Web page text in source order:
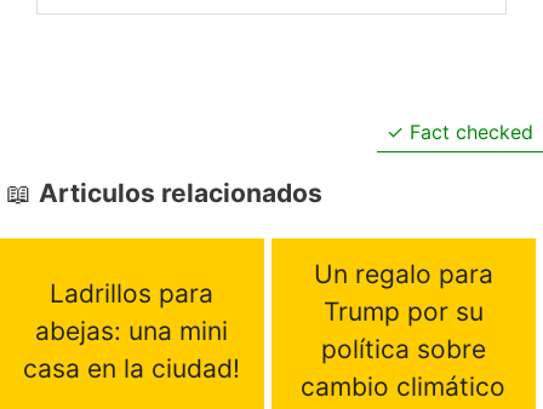
Fact checked
Articulos relacionados
Ladrillos para
abejas: una mini
casa en la ciudad!
Un regalo para
Trump por su
política sobre
cambio climático